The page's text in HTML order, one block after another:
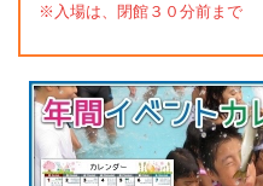
※入場は、閉館３０分前まで